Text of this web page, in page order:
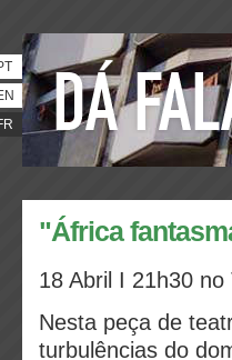
"África
18 Abril I 21h30
Nesta peça de
turbulências do